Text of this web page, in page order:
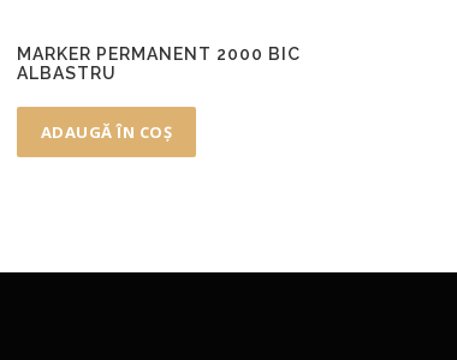
MARKER PERMANENT 2000 BIC
ALBASTRU
ADAUGĂ ÎN COȘ